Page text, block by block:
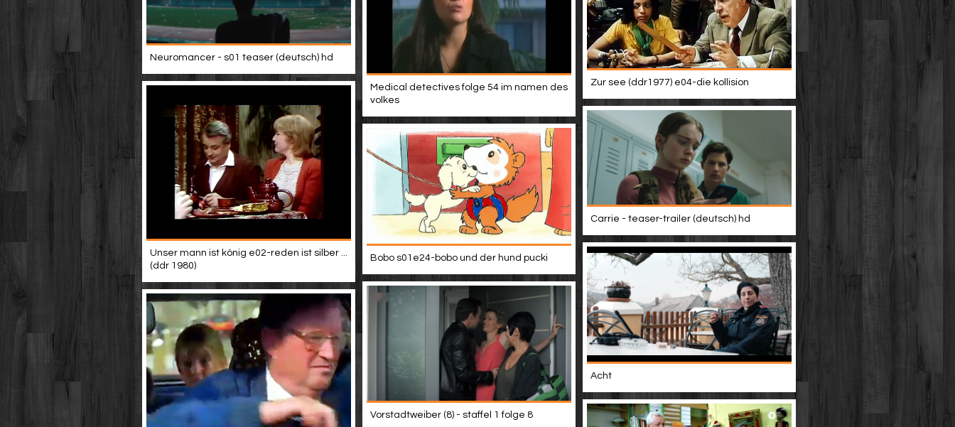
Zur see (ddr1977) e04-die kollision
Neuromancer - s01 teaser (deutsch) hd
Medical detectives folge 54 im namen des
volkes
Unser mann ist könig e02-reden ist silber ...
(ddr 1980)
Carrie - teaser-trailer (deutsch) hd
Bobo s01e24-bobo und der hund pucki
Acht
Vorstadtweiber (8) - staffel 1 folge 8